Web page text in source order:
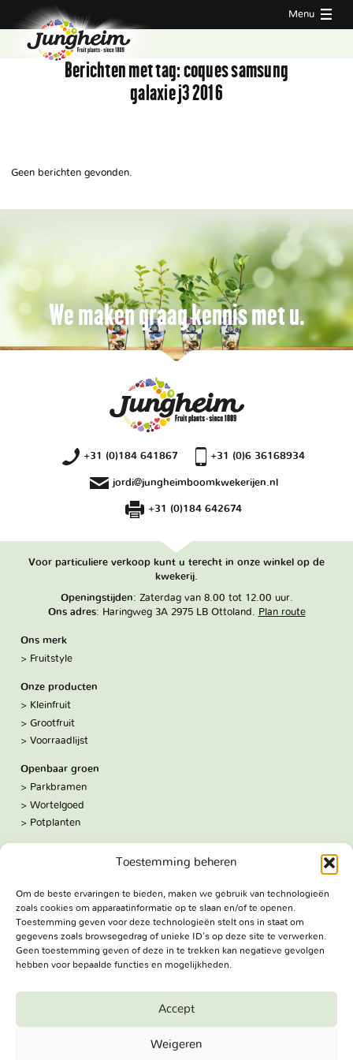
Toestemming beheren
Om de beste ervaringen te bieden, maken we gebruik van technologieën
zoals cookies om apparaatinformatie op te slaan en/of te openen.
Toestemming geven voor deze technologieën stelt ons in staat om
gegevens zoals browsegedrag of unieke ID's op deze site te verwerken.
Geen toestemming geven of deze in te trekken kan negatieve gevolgen
hebben voor bepaalde functies en mogelijkheden.
Accept
Weigeren
Menu
Berichten met tag:coques samsung
galaxie j3 2016
Geen berichten gevonden.
We maken graag kennis met u.
+31 (0)184 641867 +31 (0)6 36168934
jordi@jungheimboomkwekerijen.nl
+31 (0)184 642674
Voor particuliere verkoop kunt u terecht in onze winkel op de
kwekerij.
Openingstijden: Zaterdag van 8.00 tot 12.00 uur.
Ons adres: Haringweg 3A 2975 LB Ottoland. Plan route
Ons merk
Fruitstyle
Onze producten
Kleinfruit
Grootfruit
Voorraadlijst
Openbaar groen
Parkbramen
Wortelgoed
Potplanten
Volg ons:
Facebook
Bezoekadres
Haringweg 3A
2975 LB Ottoland
Reserved.